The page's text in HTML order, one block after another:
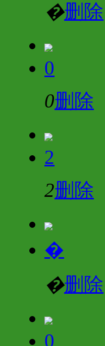
�删除
0
0删除
2
2删除
�
�删除
0